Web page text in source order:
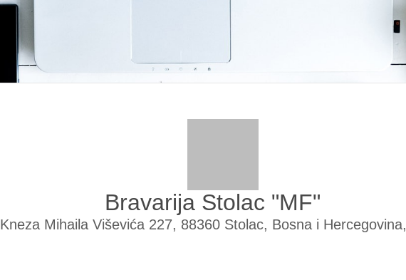
Bravarija Stolac "MF"
Kneza Mihaila Viševića 227, 88360 Stolac, Bosna i Hercegovina,